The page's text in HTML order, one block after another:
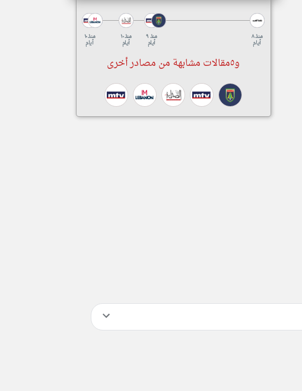
منذ ١٠
أيام
منذ ١٠
أيام
منذ ٩
أيام
منذ ٨
أيام
و٥مقالات مشابهة من مصادر أخرى